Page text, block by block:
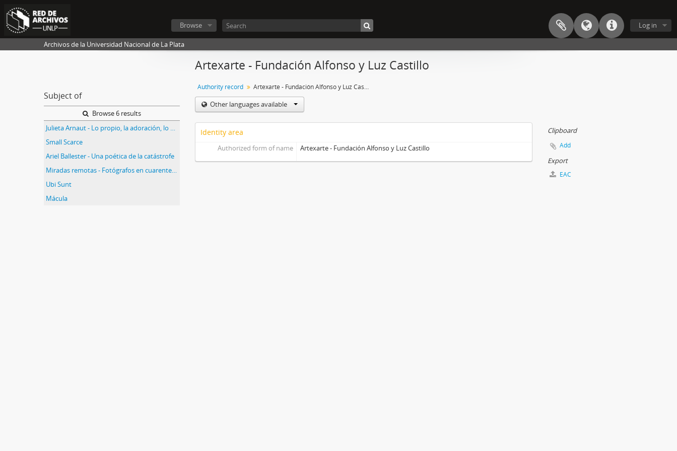
Log in
Browse
Archivos de la Universidad Nacional de La Plata
Subject of
Browse 6 results
Julieta Arnaut - Lo propio, la adoración, lo errante
Small Scarce
Ariel Ballester - Una poética de la catástrofe
Miradas remotas - Fotógrafos en cuarentena
Ubi Sunt
Mácula
Artexarte - Fundación Alfonso y Luz Castillo
Authority record Artexarte - Fundación Alfonso y Luz Castillo
Other languages available
Identity area
Authorized form of name Artexarte - Fundación Alfonso y Luz Castillo
Clipboard
Add
Export
EAC